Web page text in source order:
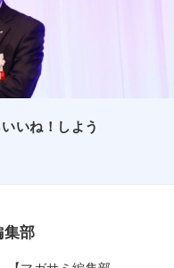
いね！しよう
集部